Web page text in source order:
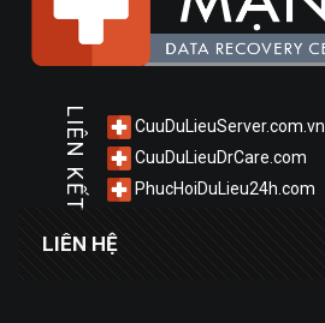
LIÊN KẾT
CuuDuLieuServer.com.vn
CuuDuLieuDrCare.com
PhucHoiDuLieu24h.com
LIÊN HỆ